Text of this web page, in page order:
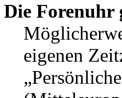
Die Forenuhr
eigenen